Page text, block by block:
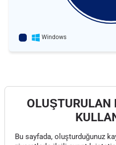
Windows
OLUŞTURULAN
Bu sayfada, oluşturduğunuz